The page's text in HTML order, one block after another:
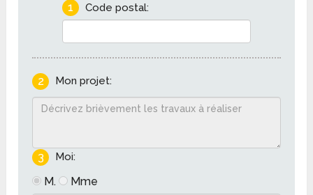
1 Code postal:
2 Mon projet:
3 Moi:
M. Mme